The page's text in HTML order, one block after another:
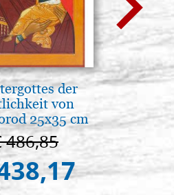
der
von
25x35 cm
486,85
Arte
€